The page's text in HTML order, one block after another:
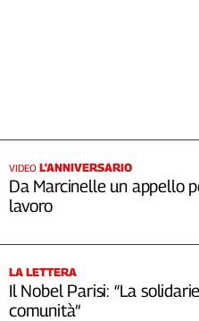
VIDEO L'ANNIVERSARIO
Da Marcinelle un appello
lavoro
LA LETTERA
Il Nobel Parisi: “La
comunità”